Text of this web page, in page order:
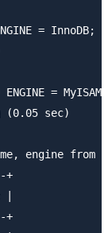
= InnoDB;
= MyISAM;
(0.05 sec)
engine from
+
|
+